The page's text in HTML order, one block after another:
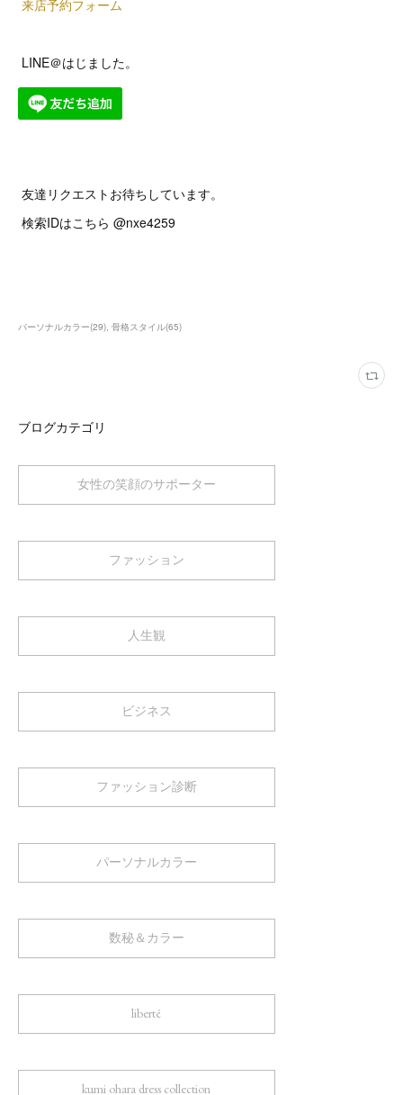
来店予約フォーム
LINE＠はじました。
友達リクエストお待ちしています。
検索IDはこちら @nxe4259
パーソナルカラー(29) 骨格スタイル(65)
ブログカテゴリ
女性の笑顔のサポーター
ファッション
人生観
ビジネス
ファッション診断
パーソナルカラー
数秘＆カラー
liberté
kumi ohara dress collection